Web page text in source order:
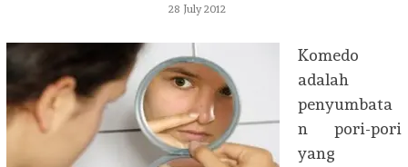
28 July 2012
Komedo
adalah
penyumbata
n pori-pori
yang